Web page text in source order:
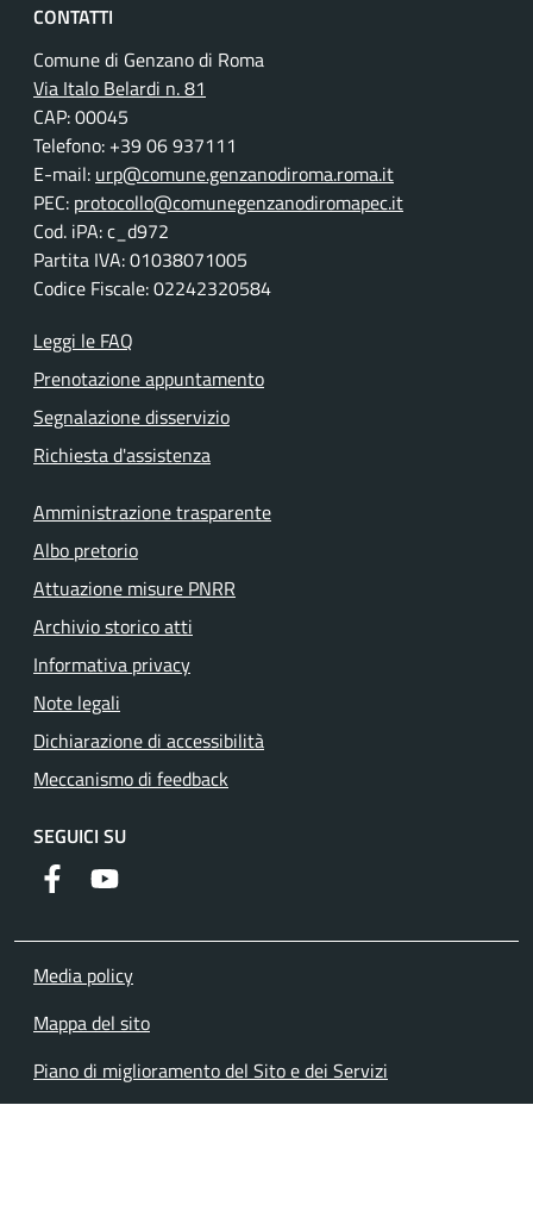
CONTATTI
Comune di Genzano di Roma
Via Italo Belardi n. 81
CAP: 00045
Telefono: +39 06 937111
E-mail: urp@comune.genzanodiroma.roma.it
PEC: protocollo@comunegenzanodiromapec.it
Cod. iPA: c_d972
Partita IVA: 01038071005
Codice Fiscale: 02242320584
Leggi le FAQ
Prenotazione appuntamento
Segnalazione disservizio
Richiesta d'assistenza
Amministrazione trasparente
Albo pretorio
Attuazione misure PNRR
Archivio storico atti
Informativa privacy
Note legali
Dichiarazione di accessibilità
Meccanismo di feedback
SEGUICI SU
FacebookYouTube
Media policy
Mappa del sito
Piano di miglioramento del Sito e dei Servizi